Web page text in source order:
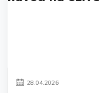
28.04.2026